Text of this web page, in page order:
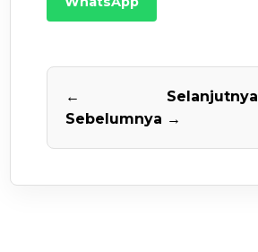
←
Sebelumnya
Selanjutnya
→